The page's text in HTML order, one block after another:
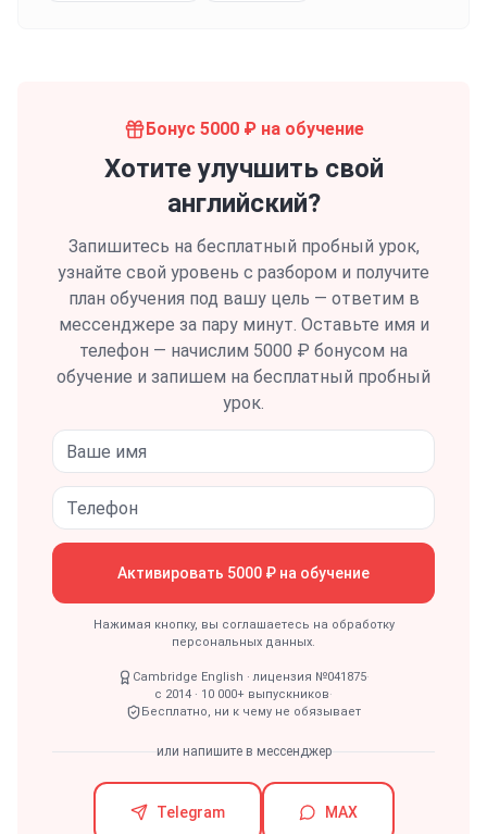
Бонус 5000 ₽ на обучение
Хотите улучшить свой
английский?
Запишитесь на бесплатный пробный урок,
узнайте свой уровень с разбором и получите
план обучения под вашу цель — ответим в
мессенджере за пару минут. Оставьте имя и
телефон — начислим 5000 ₽ бонусом на
обучение и запишем на бесплатный пробный
урок.
Активировать 5000 ₽ на обучение
Нажимая кнопку, вы соглашаетесь на обработку
персональных данных.
Cambridge English · лицензия №041875·
с 2014 · 10 000+ выпускников·
Бесплатно, ни к чему не обязывает
или напишите в мессенджер
Telegram MAX